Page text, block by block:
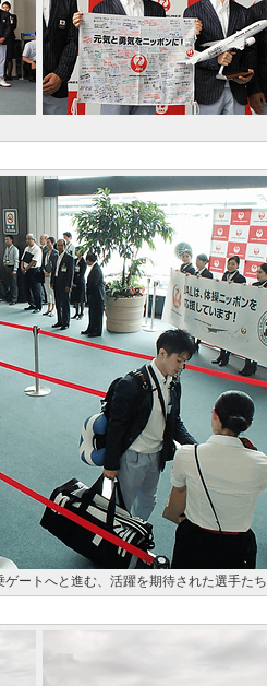
ートへと進む、活躍を期待された選手たち